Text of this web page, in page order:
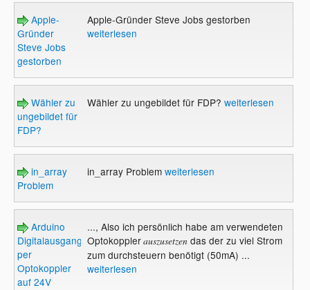
Apple-
Gründer
Steve Jobs
gestorben
Apple-Gründer Steve Jobs gestorben
weiterlesen
Wähler zu
ungebildet für
FDP?
Wähler zu ungebildet für FDP? weiterlesen
in_array
Problem
in_array Problem weiterlesen
Arduino
Digitalausgang
per
Optokoppler
auf 24V
..., Also ich persönlich habe am verwendeten
Optokopplerauszusetzendas der zu viel Strom
zum durchsteuern benötigt (50mA) ...
weiterlesen